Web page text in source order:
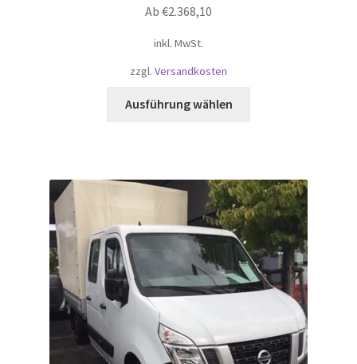
Ab €2.368,10
inkl. MwSt.
zzgl. Versandkosten
Ausführung wählen
auf.
Die
Optionen
können
auf
der
Produktseite
gewählt
werden